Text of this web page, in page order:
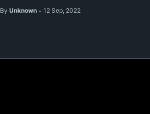
By Unknown • 12 Sep, 2022